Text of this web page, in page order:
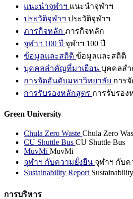
แนะนำจุฬาฯ แนะนำจุฬาฯ
ประวัติจุฬาฯ ประวัติจุฬาฯ
ภารกิจหลัก ภารกิจหลัก
จุฬาฯ 100 ปี จุฬาฯ 100 ปี
ข้อมูลและสถิติ ข้อมูลและสถิติ
บุคคลสำคัญที่มาเยือน บุคคลส
การจัดอันดับมหาวิทยาลัย การ
การรับรองหลักสูตร การรับรอง
Green University
Chula Zero Waste Chula Zero
CU Shuttle Bus CU Shuttle Bus
MuvMi MuvMi
จุฬาฯ กับความยั่งยืน จุฬาฯ กับค
Sustainability Report
การบริหาร